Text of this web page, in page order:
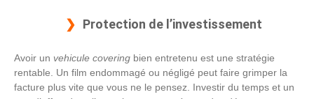
Protection de l’investissement
Avoir un vehicule covering bien entretenu est une stratégie
rentable. Un film endommagé ou négligé peut faire grimper la
facture plus vite que vous ne le pensez. Investir du temps et un